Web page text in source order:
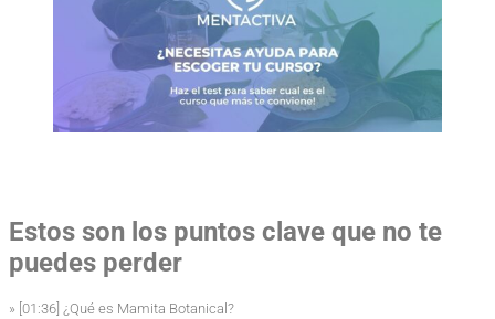
Estos son los puntos clave que no te
puedes perder
» [01:36] ¿Qué es Mamita Botanical?